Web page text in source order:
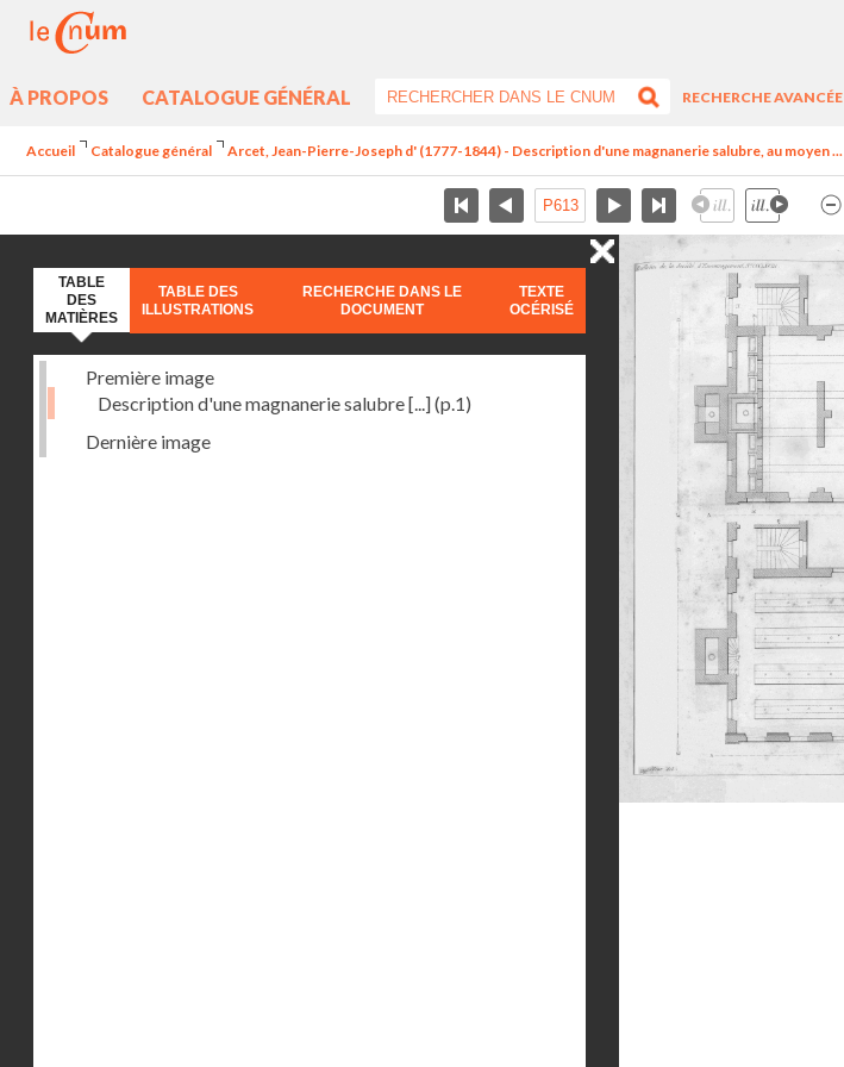
À PROPOS CATALOGUE GÉNÉRAL
RECHERCHE AVANCÉE
Accueil Catalogue général Arcet, Jean-Pierre-Joseph d' (1777-1844) - Description d'une magnanerie salubre, au moyen ...
TABLE
DES
MATIÈRES
TABLE DES
ILLUSTRATIONS
RECHERCHE DANS LE
DOCUMENT
TEXTE
OCÉRISÉ
Première image
Description d'une magnanerie salubre [...](p.1)
Dernière image